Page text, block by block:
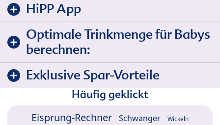
HiPP App
Optimale Trinkmenge für Babys
berechnen:
Exklusive Spar-Vorteile
Häufig geklickt
Eisprung-Rechner Schwanger Wickeln